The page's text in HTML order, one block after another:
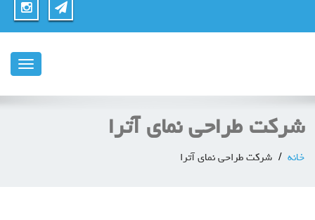
ناوبری
شرکت طراحی نمای آترا
خانه شرکت طراحی نمای آترا